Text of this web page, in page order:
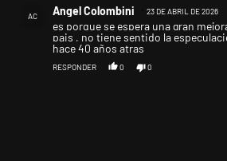
AC Angel Colombini 23 DE ABRIL DE 2026
es porque se espera una gran
pais , no tiene sentido la
hace 40 años atras
RESPONDER 0 0